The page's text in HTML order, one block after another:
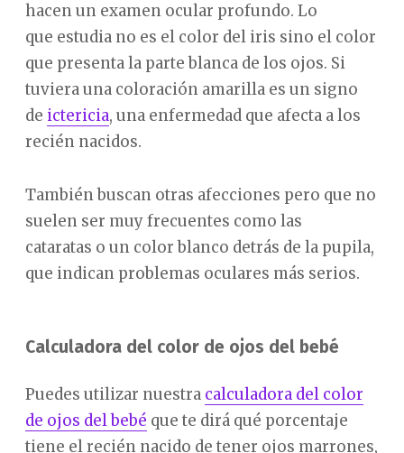
hacen un examen ocular profundo. Lo
que estudia no es el color del iris sino el color
que presenta la parte blanca de los ojos. Si
tuviera una coloración amarilla es un signo
de ictericia, una enfermedad que afecta a los
recién nacidos.
También buscan otras afecciones pero que no
suelen ser muy frecuentes como las
cataratas o un color blanco detrás de la pupila,
que indican problemas oculares más serios.
Calculadora del color de ojos del bebé
Puedes utilizar nuestra calculadora del color
de ojos del bebé que te dirá qué porcentaje
tiene el recién nacido de tener ojos marrones,